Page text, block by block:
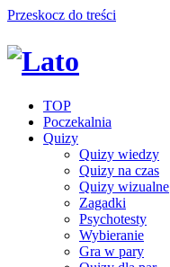
Przeskocz do treści
TOP
Poczekalnia
Quizy
Quizy wiedzy
Quizy na czas
Quizy wizualne
Zagadki
Psychotesty
Wybieranie
Gra w pary